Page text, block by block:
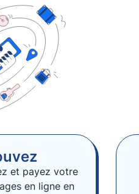
et payez votre
en ligne en